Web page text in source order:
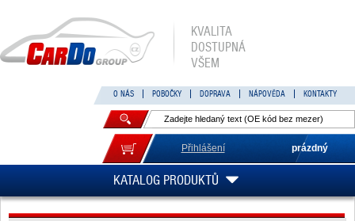
KVALITA
DOSTUPNÁ
VŠEM
O NÁS POBOČKY DOPRAVA NÁPOVĚDA KONTAKTY
Přihlášení prázdný
KATALOG PRODUKTŮ